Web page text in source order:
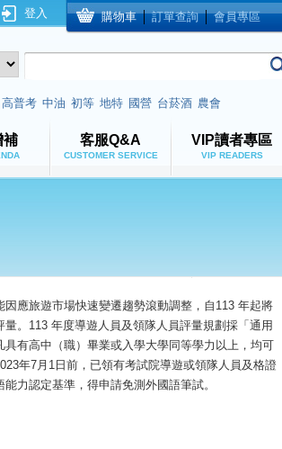
購物車 │訂單查詢 │會員專區
登入
高普考 中油 初等 地特 國營 台菸酒 農會
補 客服Q&A
CUSTOMER SERVICE
VIP讀者專區
VIP READERS
應旅遊市場快速變遷趨勢滾動調整，自113 年起將
。113 年度導遊人員及領隊人員評量規劃採「通用
有高中（職）畢業或入學大學同等學力以上，均可
年7月1日前，已領有考試院導遊或領隊人員及格證
力認定基準，得申請免測外國語筆試。